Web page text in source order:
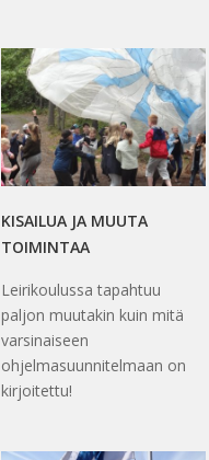
KISAILUA JA MUUTA
TOIMINTAA
Leirikoulussa tapahtuu
paljon muutakin kuin mitä
varsinaiseen
ohjelmasuunnitelmaan on
kirjoitettu!